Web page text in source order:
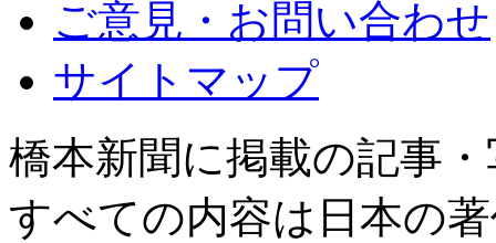
ご意見・お問い合わせ
サイトマップ
橋本新聞に掲載の記事
すべての内容は日本の